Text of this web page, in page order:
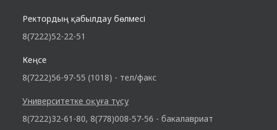
Ректордың қабылдау бөлмесі
8(7222)52-22-51
Кеңсе
8(7222)56-97-55 (1018) - тел/факс
Университетке оқуға түсу
8(7222)32-61-80, 8(778)008-57-56 - бакалавриат